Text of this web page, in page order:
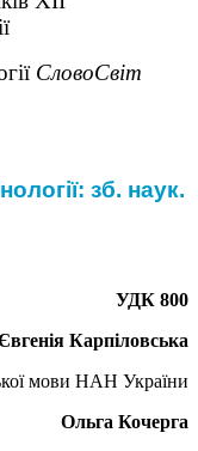
СловоСвіт
зб. наук.
УДК 800
Карпіловська
мови НАН України
Ольга Кочерга